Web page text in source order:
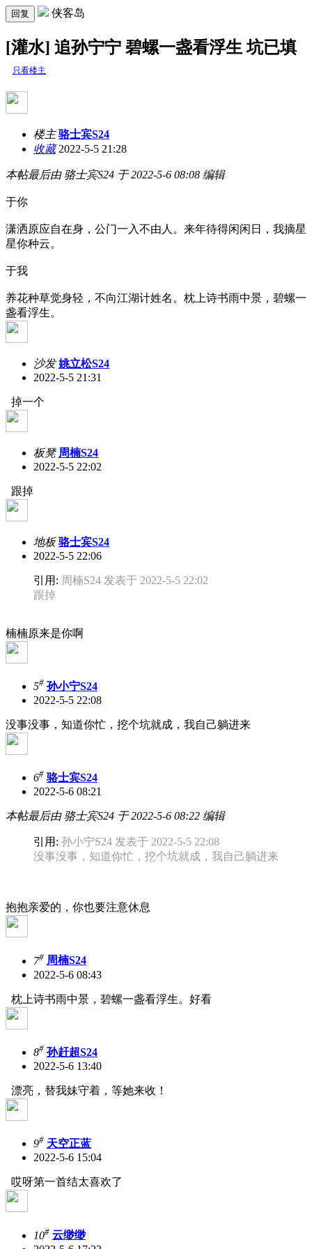
回复 侠客岛
[灌水] 追孙宁宁 碧螺一盏看浮生 坑已填
只看楼主
楼主 骆士宾S24
收藏2022-5-5 21:28
本帖最后由 骆士宾S24 于 2022-5-6 08:08 编辑
于你
潇洒原应自在身，公门一入不由人。来年待得闲闲日，我摘星
星你种云。
于我
养花种草觉身轻，不向江湖计姓名。枕上诗书雨中景，碧螺一
盏看浮生。
沙发 姚立松S24
2022-5-5 21:31
掉一个
板凳 周楠S24
2022-5-5 22:02
跟掉
地板 骆士宾S24
2022-5-5 22:06
引用: 周楠S24 发表于 2022-5-5 22:02
跟掉
楠楠原来是你啊
5# 孙小宁S24
2022-5-5 22:08
没事没事，知道你忙，挖个坑就成，我自己躺进来
6# 骆士宾S24
2022-5-6 08:21
本帖最后由 骆士宾S24 于 2022-5-6 08:22 编辑
引用: 孙小宁S24 发表于 2022-5-5 22:08
没事没事，知道你忙，挖个坑就成，我自己躺进来
抱抱亲爱的，你也要注意休息
7# 周楠S24
2022-5-6 08:43
枕上诗书雨中景，碧螺一盏看浮生。 好看
8# 孙赶超S24
2022-5-6 13:40
漂亮，替我妹守着，等她来收！
9# 天空正蓝
2022-5-6 15:04
哎呀第一首结太喜欢了
10# 云缈缈